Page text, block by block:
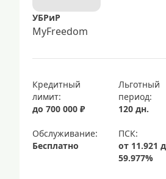
УБРиР
MyFreedom
Кредитный
лимит:
до 700 000 ₽
Льготный
период:
120 дн.
Обслуживание:
Бесплатно